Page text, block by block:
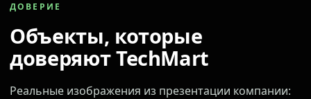
ДОВЕРИЕ
Объекты, которые
доверяют TechMart
Реальные изображения из презентации компании: